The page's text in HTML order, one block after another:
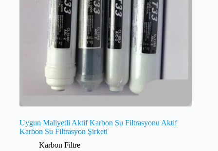
Uygun Maliyetli Aktif Karbon Su Filtrasyonu Aktif
Karbon Su Filtrasyon Şirketi
Karbon Filtre